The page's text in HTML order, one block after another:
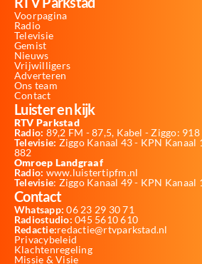
Voorpagina
Radio
Televisie
Gemist
Nieuws
Vrijwilligers
Adverteren
Ons team
Contact
Luister en kijk
RTV Parkstad
Radio: 89,2 FM - 87,5, Kabel - Ziggo: 918
Televisie: Ziggo Kanaal 43 - KPN Kanaal
882
Omroep Landgraaf
Radio: www.luistertipfm.nl
Televisie: Ziggo Kanaal 49 - KPN Kanaal
Contact
Whatsapp: 06 23 29 30 71
Radiostudio: 045 5610 610
Redactie:redactie@rtvparkstad.nl
Privacybeleid
Klachtenregeling
Missie & Visie